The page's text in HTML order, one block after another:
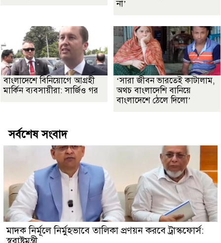
না’
বাংলাদেশে বিনিয়োগে আগ্রহী
মার্কিন ব্যবসায়ীরা: সার্জিও গর
‘সারা জীবন ভারতেই কাটালাম,
অথচ বাংলাদেশি বানিয়ে
বাংলাদেশে ঠেলে দিলো’
সর্বশেষ সংবাদ
মাদক নির্মূলে নির্মুহভাবে তালিকা প্রণয়ন করবে ট্রাস্কফোর্স: